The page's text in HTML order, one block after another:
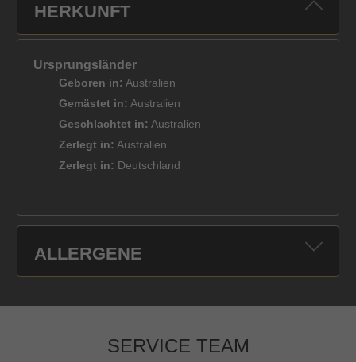
HERKUNFT
Ursprungsländer
Geboren in: Australien
Gemästet in: Australien
Geschlachtet in: Australien
Zerlegt in: Australien
Zerlegt in: Deutschland
ALLERGENE
SERVICE TEAM